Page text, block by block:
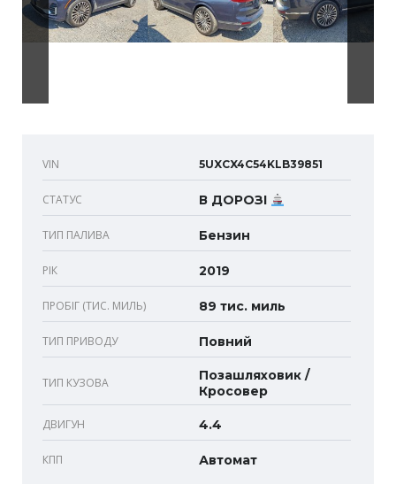
VIN 5UXCX4C54KLB39851
СТАТУС В ДОРОЗІ
ТИП ПАЛИВА Бензин
РІК 2019
ПРОБІГ (ТИС. МИЛЬ) 89 тис. миль
ТИП ПРИВОДУ Повний
ТИП КУЗОВА
Позашляховик /
Кросовер
ДВИГУН 4.4
КПП Автомат